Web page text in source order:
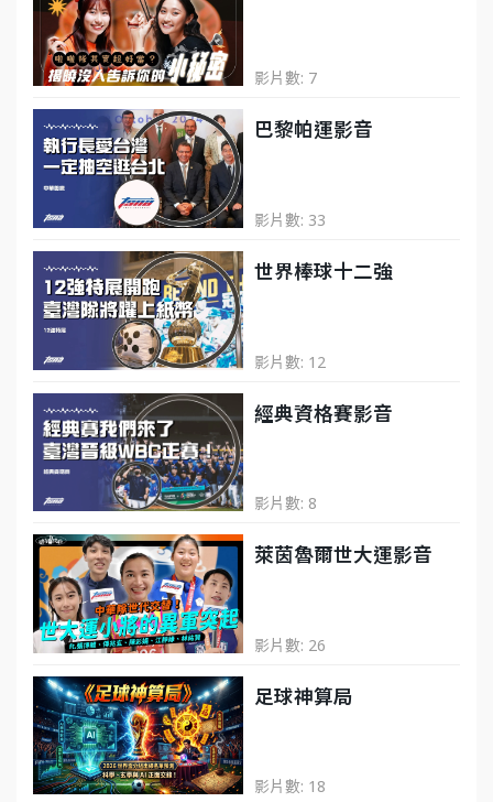
影片數: 7
巴黎帕運影音
影片數: 33
世界棒球十二強
影片數: 12
經典資格賽影音
影片數: 8
萊茵魯爾世大運影音
影片數: 26
足球神算局
影片數: 18